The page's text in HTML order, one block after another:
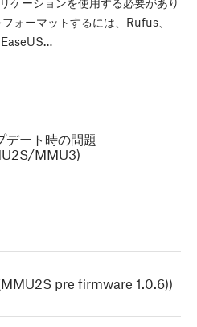
ォーマットするには、Rufus、
EaseUS…
デート時の問題
MMU3)
pre firmware 1.0.6))